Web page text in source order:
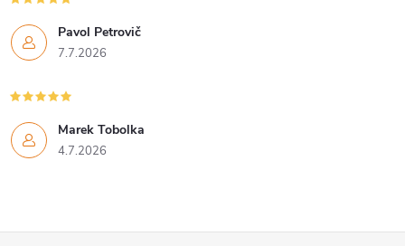
Pavol Petrovič
7.7.2026
Marek Tobolka
4.7.2026